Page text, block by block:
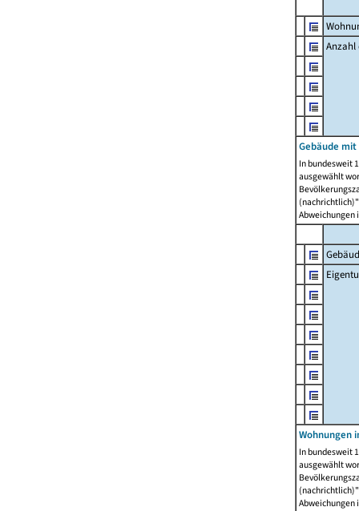
Anzahl
Gebäude
In bundesweit
ausgewählt
Abweichungen
Wohnungen
In bundesweit
ausgewählt
Abweichungen